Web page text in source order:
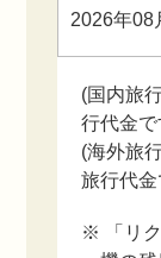
2026年08
(国内旅
行代金で
(海外旅
旅行代金
※ 「リ